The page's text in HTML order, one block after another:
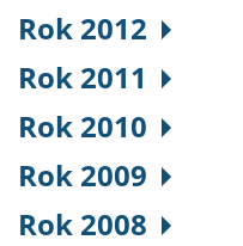
Rok 2012
Rok 2011
Rok 2010
Rok 2009
Rok 2008